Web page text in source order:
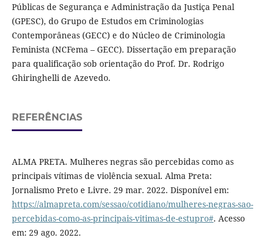
Públicas de Segurança e Administração da Justiça Penal
(GPESC), do Grupo de Estudos em Criminologias
Contemporâneas (GECC) e do Núcleo de Criminologia
Feminista (NCFema – GECC). Dissertação em preparação
para qualificação sob orientação do Prof. Dr. Rodrigo
Ghiringhelli de Azevedo.
REFERÊNCIAS
ALMA PRETA. Mulheres negras são percebidas como as
principais vítimas de violência sexual. Alma Preta:
Jornalismo Preto e Livre. 29 mar. 2022. Disponível em:
https://almapreta.com/sessao/cotidiano/mulheres-negras-sao-
percebidas-como-as-principais-vitimas-de-estupro#. Acesso
em: 29 ago. 2022.